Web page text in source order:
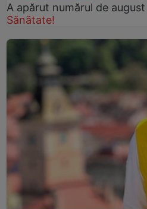
A apărut numărul de
Sănătate!